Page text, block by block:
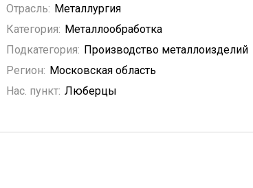
Отрасль: Металлургия
Категория: Металлообработка
Подкатегория: Производство металлоизделий
Регион: Московская область
Нас. пункт: Люберцы